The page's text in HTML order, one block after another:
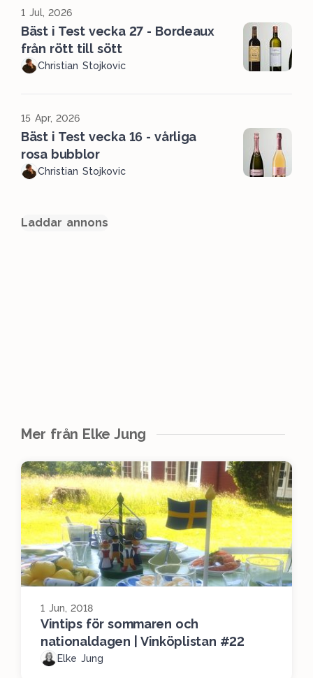
1 Jul, 2026
Bäst i Test vecka 27 - Bordeaux
från rött till sött
Christian Stojkovic
15 Apr, 2026
Bäst i Test vecka 16 - vårliga
rosa bubblor
Christian Stojkovic
Laddar annons
Mer från Elke Jung
1 Jun, 2018
Vintips för sommaren och
nationaldagen | Vinköplistan #22
Elke Jung